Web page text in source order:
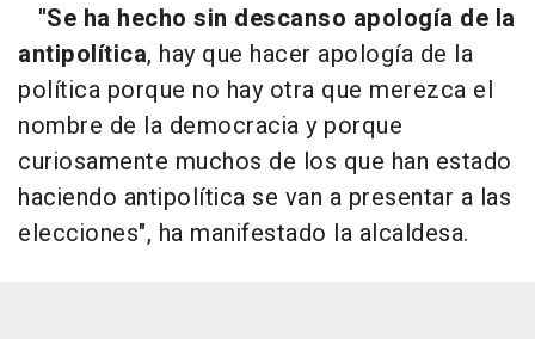
"Se ha hecho sin descanso apología de la
antipolítica, hay que hacer apología de la
política porque no hay otra que merezca el
nombre de la democracia y porque
curiosamente muchos de los que han estado
haciendo antipolítica se van a presentar a las
elecciones", ha manifestado la alcaldesa.